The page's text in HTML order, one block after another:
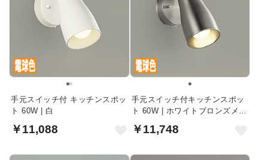
手元スイッチ付 キッチンスポッ
ト 60W | 白
￥11,088
手元スイッチ付キッチンスポッ
ト 60W | ホワイトブロンズメッ
￥11,748